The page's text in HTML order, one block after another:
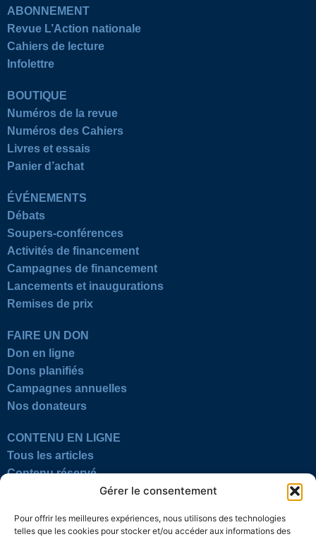
Gérer le consentement
Pour offrir les meilleures expériences, nous utilisons des technologies
telles que les cookies pour stocker et/ou accéder aux informations des
ABONNEMENT
Revue L’Action nationale
Cahiers de lecture
Infolettre
BOUTIQUE
Numéros de la revue
Numéros des Cahiers
Livres et essais
Panier d’achat
ÉVÉNEMENTS
Débats
Soupers-conférences
Activités de financement
Campagnes de financement
Lancements et inaugurations
Remises de prix
FAIRE UN DON
Don en ligne
Dons planifiés
Campagnes annuelles
Nos donateurs
CONTENU EN LIGNE
Tous les articles
Contenu réservé